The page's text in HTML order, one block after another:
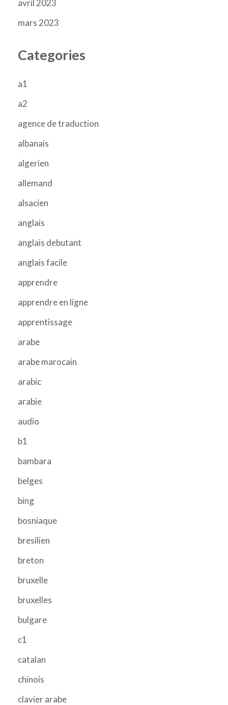
avril 2023
mars 2023
Categories
a1
a2
agence de traduction
albanais
algerien
allemand
alsacien
anglais
anglais debutant
anglais facile
apprendre
apprendre en ligne
apprentissage
arabe
arabe marocain
arabic
arabie
audio
b1
bambara
belges
bing
bosniaque
bresilien
breton
bruxelle
bruxelles
bulgare
c1
catalan
chinois
clavier arabe